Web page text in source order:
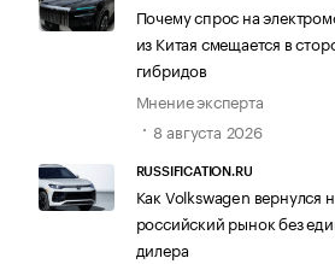
Почему спрос на
из Китая смещается в
гибридов
Мнение эксперта
8 августа 2026
RUSSIFICATION.RU
Как Volkswagen вернулся
российский рынок без
дилера